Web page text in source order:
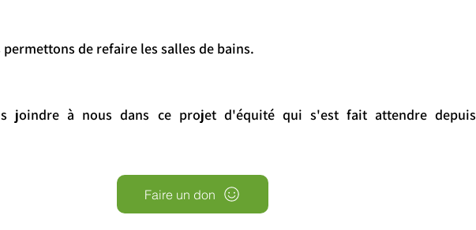
permettons de refaire les salles de bains.
joindre à nous dans ce projet d'équité qui s'est fait attendre depuis
Faire un don